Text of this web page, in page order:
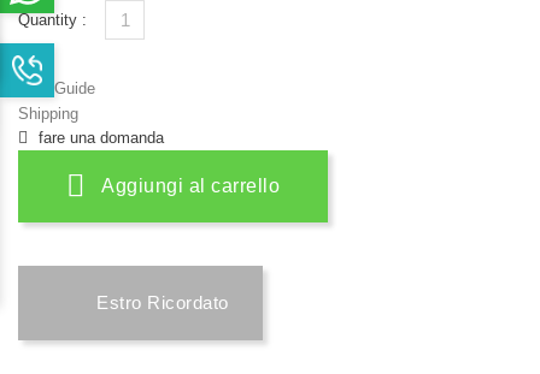
Quantity :
Size Guide
Shipping
fare una domanda
Aggiungi al carrello
Estro Ricordato